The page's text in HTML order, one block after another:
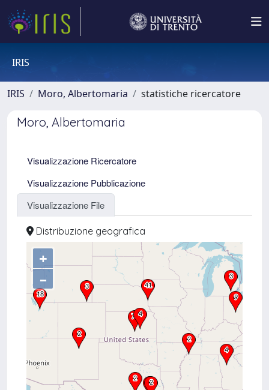
IRIS
IRIS Moro, Albertomaria statistiche ricercatore
Moro, Albertomaria
Visualizzazione Ricercatore
Visualizzazione Pubblicazione
Visualizzazione File
Distribuzione geografica
+
–